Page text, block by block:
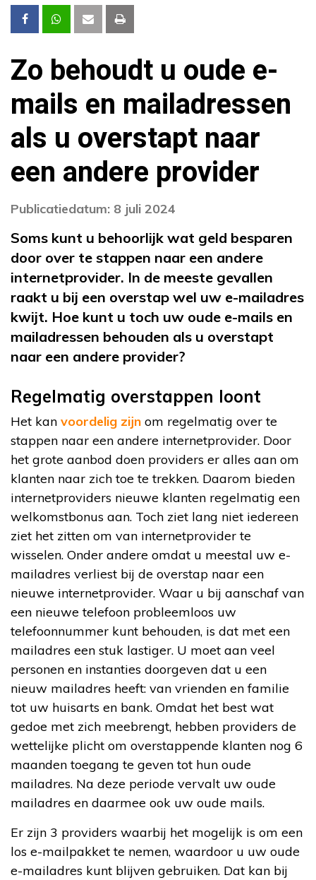
Zo behoudt u oude e-
mails en mailadressen
als u overstapt naar
een andere provider
Publicatiedatum: 8 juli 2024
Soms kunt u behoorlijk wat geld besparen
door over te stappen naar een andere
internetprovider. In de meeste gevallen
raakt u bij een overstap wel uw e-mailadres
kwijt. Hoe kunt u toch uw oude e-mails en
mailadressen behouden als u overstapt
naar een andere provider?
Regelmatig overstappen loont
Het kan voordelig zijn om regelmatig over te
stappen naar een andere internetprovider. Door
het grote aanbod doen providers er alles aan om
klanten naar zich toe te trekken. Daarom bieden
internetproviders nieuwe klanten regelmatig een
welkomstbonus aan. Toch ziet lang niet iedereen
ziet het zitten om van internetprovider te
wisselen. Onder andere omdat u meestal uw e-
mailadres verliest bij de overstap naar een
nieuwe internetprovider. Waar u bij aanschaf van
een nieuwe telefoon probleemloos uw
telefoonnummer kunt behouden, is dat met een
mailadres een stuk lastiger. U moet aan veel
personen en instanties doorgeven dat u een
nieuw mailadres heeft: van vrienden en familie
tot uw huisarts en bank. Omdat het best wat
gedoe met zich meebrengt, hebben providers de
wettelijke plicht om overstappende klanten nog 6
maanden toegang te geven tot hun oude
mailadres. Na deze periode vervalt uw oude
mailadres en daarmee ook uw oude mails.
Er zijn 3 providers waarbij het mogelijk is om een
los e-mailpakket te nemen, waardoor u uw oude
e-mailadres kunt blijven gebruiken. Dat kan bij